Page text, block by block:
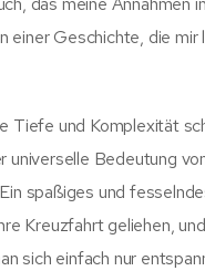
einer Geschichte, die mir
Tiefe und Komplexität
universelle Bedeutung
spaßiges und
Kreuzfahrt geliehen,
sich einfach nur